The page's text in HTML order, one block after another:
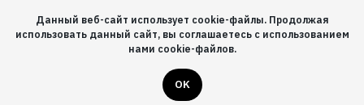
Данный веб-сайт использует cookie-файлы. Продолжая
использовать данный сайт, вы соглашаетесь с использованием
нами cookie-файлов.
OK